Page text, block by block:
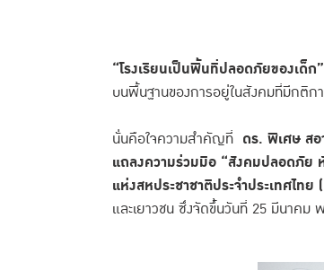
“โรงเรียนเป็นพื้นที่ปลอดภัยของเด็ก”
บนพื้นฐานของการอยู่ในสังคมที่มีกติก
นั่นคือใจความสำคัญที่ ดร. พิเศษ สอ
แถลงความร่วมมือ “สังคมปลอดภัย
แห่งสหประชาชาติประจำประเทศไทย
และเยาวชน ซึ่งจัดขึ้นวันที่ 25 มีนาคม